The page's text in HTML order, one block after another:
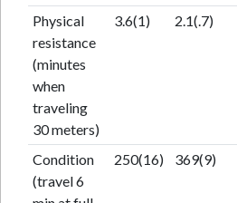
Physical
resistance
(minutes
when
traveling
30 meters)
3.6(1) 2.1(.7)
Condition
(travel 6
250(16) 369(9)